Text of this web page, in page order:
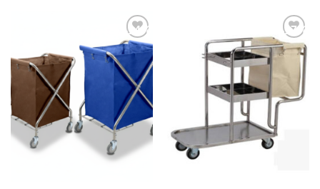
3,500,000₫.
-14%
Add to
wishlist
-17%
Add to
wishlist